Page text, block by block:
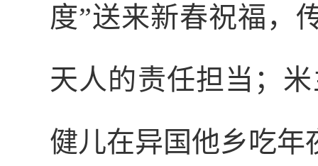
度”送来新春祝福，
天人的责任担当；
健儿在异国他乡吃年